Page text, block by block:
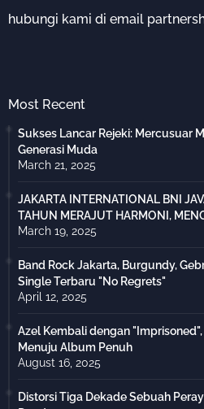
hubungi kami di email
Most Recent
Sukses Lancar Rejeki: Mercusuar
Generasi Muda
March 21, 2025
JAKARTA INTERNATIONAL BNI
TAHUN MERAJUT HARMONI,
March 19, 2025
Band Rock Jakarta, Burgundy,
Single Terbaru "No Regrets"
April 12, 2025
Azel Kembali dengan
Menuju Album Penuh
August 16, 2025
Distorsi Tiga Dekade Sebuah